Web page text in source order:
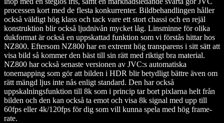
processen kort med de flesta konkurrenter. Bildbehandlingen håller
också väldigt hög klass och tack vare ett stort chassi och en rejäl
konstruktion blir också ljudnivån mycket låg. Linsminne för olika
dukformat är också en uppskattad funktion som vi förstås hittar hos
NZ800. Eftersom NZ800 har en extremt hög transparens i sitt sätt att
visa bild så kommer den bäst till sin rätt med riktigt bra material.
NZ800 har också senaste versionen av JVC:s automatiska
tonemapping som gör att bilden i HDR blir betydligt bättre även om
rätt mängd ljus inte nås enligt standard. Den har också
uppskalningsfunktion till 8k som i princip tar bort pixlarna helt från
bilden och den kan också ta emot och visa 8k signal med upp till
60fps eller 4k/120fps för dig som vill kunna spela med hög frame-
rate.